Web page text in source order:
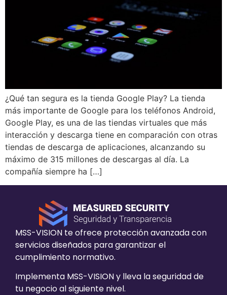
¿Qué tan segura es la tienda Google Play? La tienda
más importante de Google para los teléfonos Android,
Google Play, es una de las tiendas virtuales que más
interacción y descarga tiene en comparación con otras
tiendas de descarga de aplicaciones, alcanzando su
máximo de 315 millones de descargas al día. La
compañía siempre ha […]
MSS-VISION te ofrece protección avanzada con
servicios diseñados para garantizar el
cumplimiento normativo.
Implementa MSS-VISION y lleva la seguridad de
tu negocio al siguiente nivel.